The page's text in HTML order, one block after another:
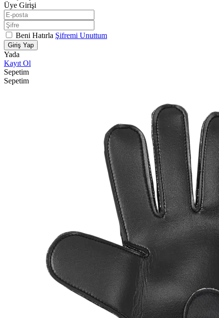
Üye Girişi
Beni Hatırla Şifremi Unuttum
Giriş Yap
Yada
Kayıt Ol
Sepetim
Sepetim